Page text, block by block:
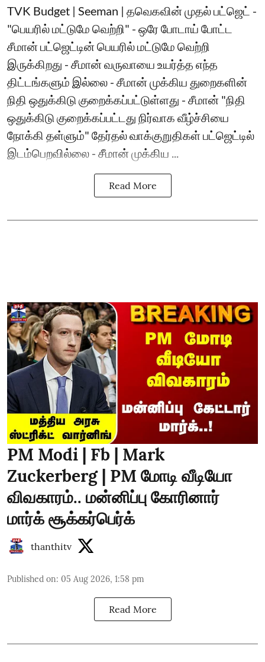
TVK Budget | Seeman | தவெகவின் முதல் பட்ஜெட் -
"பெயரில் மட்டுமே வெற்றி" - ஒரே போடாய் போட்ட
சீமான் பட்ஜெட்டின் பெயரில் மட்டுமே வெற்றி
இருக்கிறது - சீமான் வருவாயை உயர்த்த எந்த
திட்டங்களும் இல்லை - சீமான் முக்கிய துறைகளின்
நிதி ஒதுக்கிடு குறைக்கப்பட்டுள்ளது - சீமான் "நிதி
ஒதுக்கிடு குறைக்கப்பட்டது நிர்வாக வீழ்ச்சியை
நோக்கி தள்ளும்" தேர்தல் வாக்குறுதிகள் பட்ஜெட்டில்
இடம்பெறவில்லை - சீமான் முக்கிய ...
Read More
PM Modi | Fb | Mark
Zuckerberg | PM மோடி வீடியோ
விவகாரம்.. மன்னிப்பு கோரினார்
மார்க் சூக்கர்பெர்க்
thanthitv
Published on: 05 Aug 2026, 1:58 pm
Read More